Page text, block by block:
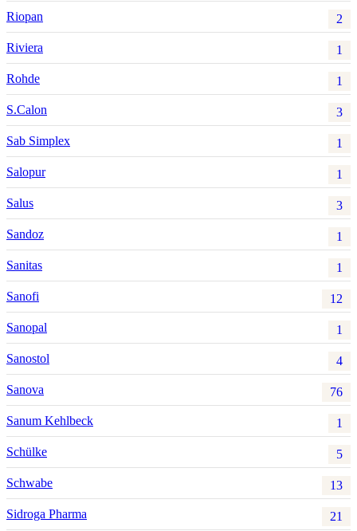
Riopan 2
Riviera 1
Rohde 1
S.Calon 3
Sab Simplex 1
Salopur 1
Salus 3
Sandoz 1
Sanitas 1
Sanofi 12
Sanopal 1
Sanostol 4
Sanova 76
Sanum Kehlbeck 1
Schülke 5
Schwabe 13
Sidroga Pharma 21